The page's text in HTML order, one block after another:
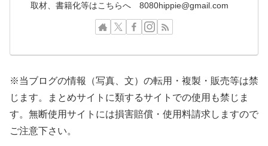
取材、書籍化等はこちらへ 8080hippie@gmail.com
※当ブログの情報（写真、文）の転用・複製・販売等は禁
じます。まとめサイトに類するサイトでの使用も禁じま
す。無断使用サイトには損害賠償・使用料請求しますので
ご注意下さい。